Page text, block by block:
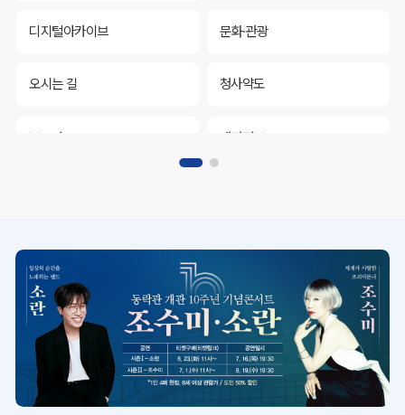
디지털아카이브 문화·관광
오시는 길 청사약도
보도자료 재정정보
대구·경북
행정 통합
조직도
디지털아카이브 문화·관광